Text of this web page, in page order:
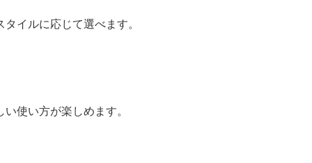
イルに応じて選べます。
使い方が楽しめます。